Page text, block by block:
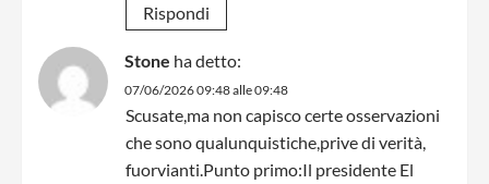
Rispondi
Stone ha detto:
07/06/2026 09:48 alle 09:48
Scusate,ma non capisco certe osservazioni
che sono qualunquistiche,prive di verità,
fuorvianti.Punto primo:Il presidente El